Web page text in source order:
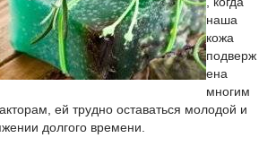
наша
кожа
подверж
ена
многим
ей трудно оставаться молодой и
долгого времени.